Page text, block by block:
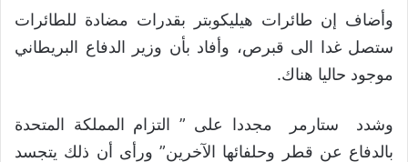
وأضاف إن طائرات هيليكوبتر بقدرات مضادة للطائرات
ستصل غدا الى قبرص، وأفاد بأن وزير الدفاع البريطاني
موجود حاليا هناك.
وشدد ستارمر مجددا على ” التزام المملكة المتحدة
بالدفاع عن قطر وحلفائها الآخرين” ورأى أن ذلك يتجسد